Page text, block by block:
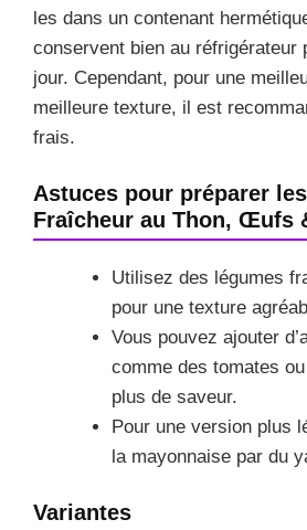
les dans un contenant
conservent bien au réfrigérateur
jour. Cependant, pour une
meilleure texture, il est
frais.
Astuces pour préparer
Fraîcheur au Thon, Œufs
Utilisez des légumes
pour une texture
Vous pouvez ajouter
comme des tomates
plus de saveur.
Pour une version plus
la mayonnaise par du
Variantes